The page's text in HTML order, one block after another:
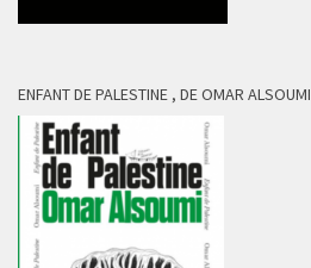
ENFANT DE PALESTINE , DE OMAR ALSOUMI